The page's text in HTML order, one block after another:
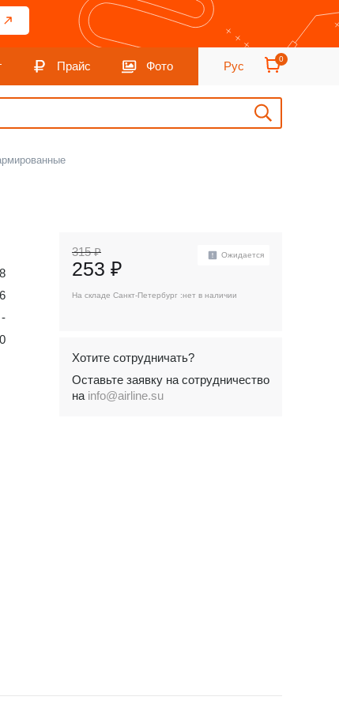
Прайс Фото Рус
0
-
315 ₽
253 ₽
Ожидается
На складе Санкт-Петербург :нет в наличии
Хотите сотрудничать?
Оставьте заявку на сотрудничество
на info@airline.su